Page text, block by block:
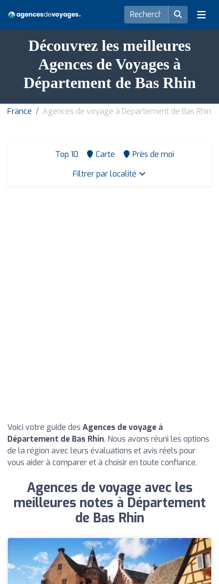
Découvrez les meilleures
Agences de Voyages à
Département de Bas Rhin
France Agences de voyage à Département de Bas Rhin
Top 10 Carte
Près de moi
Filtrer par localité
Voici votre guide des Agences de voyage à
Département de Bas Rhin. Nous avons réuni les options
de la région avec leurs évaluations et avis réels pour
vous aider à comparer et à choisir en toute confiance.
Agences de voyage avec les
meilleures notes à Département
de Bas Rhin